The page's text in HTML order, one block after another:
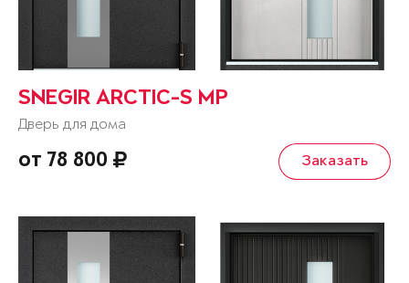
SNEGIR ARCTIC-S MP
Дверь для дома
от 78 800 Заказать